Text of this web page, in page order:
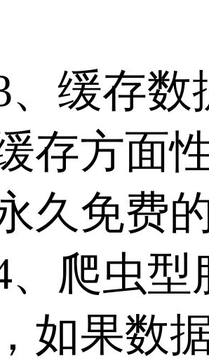
存数据
存方面
久免费
虫型服
如果数